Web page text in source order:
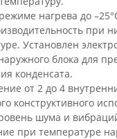
нагрева до
при
Установлен
блока для
конденсата.
от 2 до 4
конструктивного
шума и
при температуре